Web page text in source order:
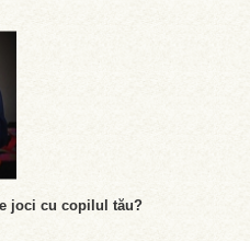
joci cu copilul tău?